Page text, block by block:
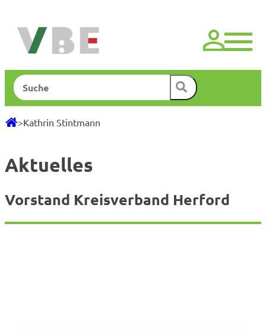
springen
Suchen
>Kathrin Stintmann
Aktuelles
Vorstand Kreisverband Herford